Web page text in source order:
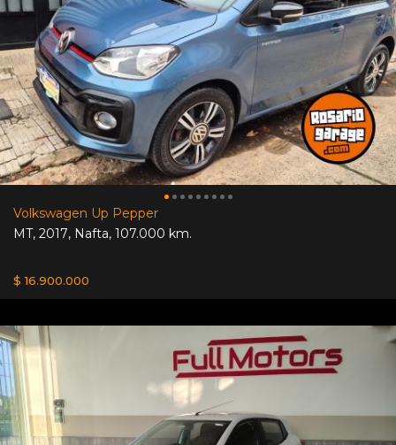
Volkswagen Up Pepper
MT, 2017, Nafta, 107.000 km.
$ 16.900.000